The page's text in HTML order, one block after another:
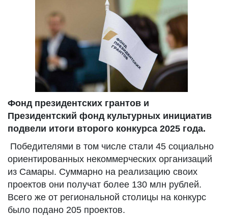
Фонд президентских грантов и
Президентский фонд культурных инициатив
подвели итоги второго конкурса 2025 года.
Победителями в том числе стали 45 социально
ориентированных некоммерческих организаций
из Самары. Суммарно на реализацию своих
проектов они получат более 130 млн рублей.
Всего же от региональной столицы на конкурс
было подано 205 проектов.